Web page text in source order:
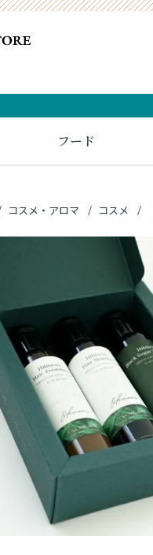
フード
コスメ・アロマ コスメ